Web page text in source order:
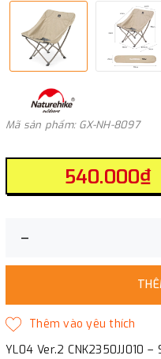
Mã sản phẩm: GX-NH-8097
540.000₫
–
YL04 Ver.2 CNK2350JJ010